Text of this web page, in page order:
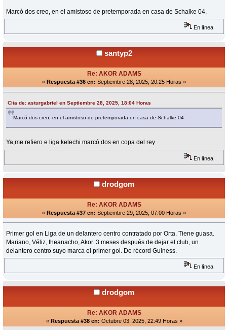
Marcó dos creo, en el amistoso de pretemporada en casa de Schalke 04.
En línea
santyp2
Re: AKOR ADAMS
« Respuesta #36 en: Septiembre 28, 2025, 20:25 Horas »
Cita de: asturgabriel en Septiembre 28, 2025, 18:04 Horas
Marcó dos creo, en el amistoso de pretemporada en casa de Schalke 04.
Ya,me refiero e liga kelechi marcó dos en copa del rey
En línea
drodgom
Re: AKOR ADAMS
« Respuesta #37 en: Septiembre 29, 2025, 07:00 Horas »
Primer gol en Liga de un delantero centro contratado por Orta. Tiene guasa.
Mariano, Véliz, Iheanacho, Akor. 3 meses después de dejar el club, un
delantero centro suyo marca el primer gol. De récord Guiness.
En línea
drodgom
Re: AKOR ADAMS
« Respuesta #38 en: Octubre 03, 2025, 22:49 Horas »